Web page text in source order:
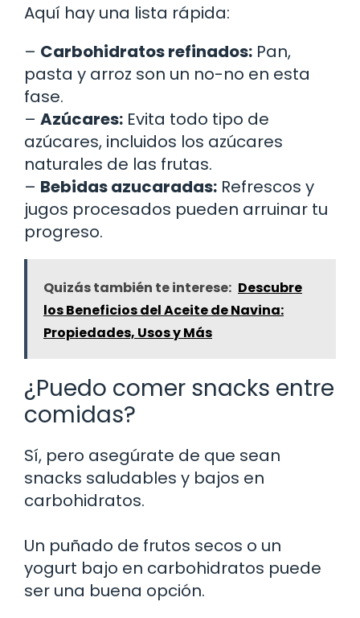
Aquí hay una lista rápida:
– Carbohidratos refinados: Pan,
pasta y arroz son un no-no en esta
fase.
– Azúcares: Evita todo tipo de
azúcares, incluidos los azúcares
naturales de las frutas.
– Bebidas azucaradas: Refrescos y
jugos procesados pueden arruinar tu
progreso.
Quizás también te interese: Descubre
los Beneficios del Aceite de Navina:
Propiedades, Usos y Más
¿Puedo comer snacks entre
comidas?
Sí, pero asegúrate de que sean
snacks saludables y bajos en
carbohidratos.
Un puñado de frutos secos o un
yogurt bajo en carbohidratos puede
ser una buena opción.